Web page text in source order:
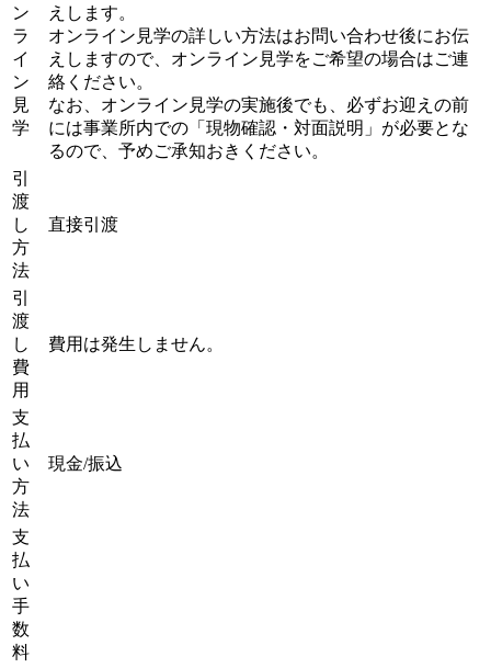
ン
ラ
イ
ン
見
学
えします。
オンライン見学の詳しい方法はお問い合わせ後にお伝
えしますので、オンライン見学をご希望の場合はご連
絡ください。
なお、オンライン見学の実施後でも、必ずお迎えの前
には事業所内での「現物確認・対面説明」が必要とな
るので、予めご承知おきください。
引
渡
し
方
法
直接引渡
引
渡
し
費
用
費用は発生しません。
支
払
い
方
法
現金/振込
支
払
い
手
数
料